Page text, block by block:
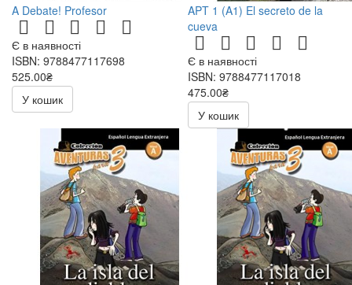
A Debate! Profesor
Є в наявності
ISBN: 9788477117698
525.00₴
750.00₴
У кошик
APT 1 (A1) El secreto de la
cueva
Є в наявності
ISBN: 9788477117018
475.00₴
У кошик